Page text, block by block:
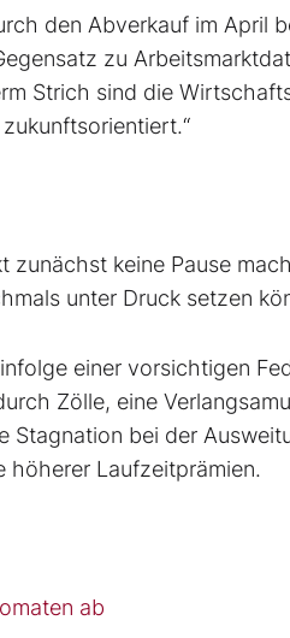
den Abverkauf im April
zu
Strich sind die
zunächst keine Pause
unter Druck setzen
einer vorsichtigen
Zölle, eine
Stagnation bei der
höherer Laufzeitprämien.
ab